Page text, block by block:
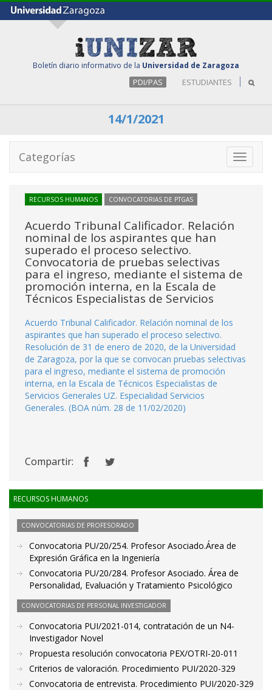
Boletín diario informativo de la Universidad de Zaragoza
PDI/PAS ESTUDIANTES
14/1/2021
Toggle
Categorías
RECURSOS HUMANOS CONVOCATORIAS DE PTGAS
Acuerdo Tribunal Calificador. Relación
nominal de los aspirantes que han
superado el proceso selectivo.
Convocatoria de pruebas selectivas
para el ingreso, mediante el sistema de
promoción interna, en la Escala de
Técnicos Especialistas de Servicios
Acuerdo Tribunal Calificador. Relación nominal de los
aspirantes que han superado el proceso selectivo.
Resolución de 31 de enero de 2020, de la Universidad
de Zaragoza, por la que se convocan pruebas selectivas
para el ingreso, mediante el sistema de promoción
interna, en la Escala de Técnicos Especialistas de
Servicios Generales UZ. Especialidad Servicios
Generales. (BOA núm. 28 de 11/02/2020)
Compartir:
RECURSOS HUMANOS
CONVOCATORIAS DE PROFESORADO
Convocatoria PU/20/254. Profesor Asociado.Área de
Expresión Gráfica en la Ingeniería
Convocatoria PU/20/284. Profesor Asociado. Área de
Personalidad, Evaluación y Tratamiento Psicológico
CONVOCATORIAS DE PERSONAL INVESTIGADOR
Convocatoria PUI/2021-014, contratación de un N4-
Investigador Novel
Propuesta resolución convocatoria PEX/OTRI-20-011
Criterios de valoración. Procedimiento PUI/2020-329
Convocatoria de entrevista. Procedimiento PUI/2020-329